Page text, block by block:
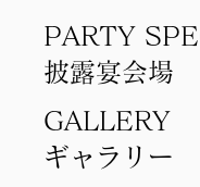
GALLERY
ギャラリー
PARTY
​披露宴会場